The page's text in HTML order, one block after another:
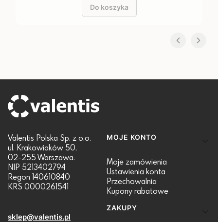
Do koszyka
Valentis Polska Sp. z o.o.
ul. Krakowiaków 50,
02-255 Warszawa.
NIP 5213402794
Regon 140610840
KRS 0000261541
sklep@valentis.pl
Linki w stopce
MOJE KONTO
Moje zamówienia
Ustawienia konta
Przechowalnia
Kupony rabatowe
ZAKUPY